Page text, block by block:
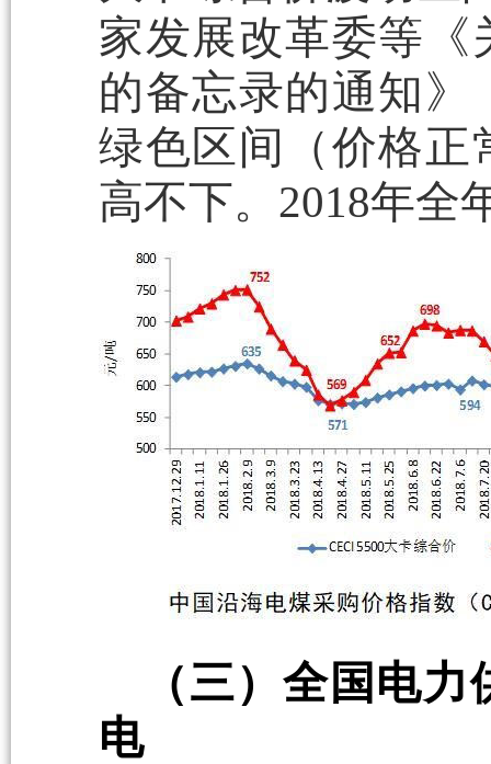
家发展改革委等
的备忘录的通知》
绿色区间（价格正
高不下。2018年全
（三）全国电
电